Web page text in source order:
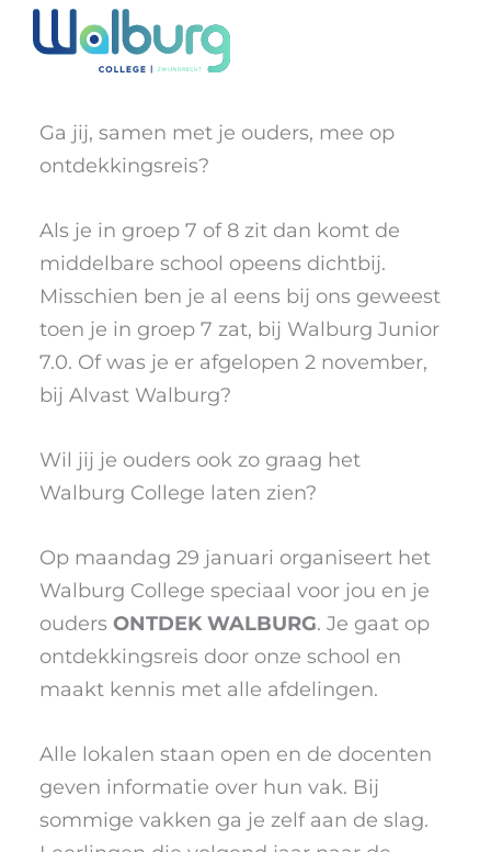
naarONTDEK WALBURG
Ga jij, samen met je ouders, mee op
ontdekkingsreis?
Als je in groep 7 of 8 zit dan komt de
middelbare school opeens dichtbij.
Misschien ben je al eens bij ons geweest
toen je in groep 7 zat, bij Walburg Junior
7.0. Of was je er afgelopen 2 november,
bij Alvast Walburg?
Wil jij je ouders ook zo graag het
Walburg College laten zien?
Op maandag 29 januari organiseert het
Walburg College speciaal voor jou en je
oudersONTDEK WALBURG. Je gaat op
ontdekkingsreis door onze school en
maakt kennis met alle afdelingen.
Alle lokalen staan open en de docenten
geven informatie over hun vak. Bij
sommige vakken ga je zelf aan de slag.